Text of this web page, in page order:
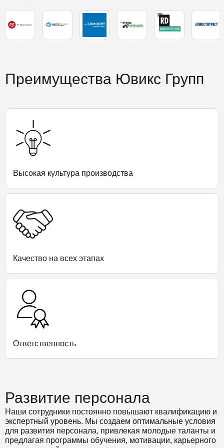
Преимущества Ювикс Групп
Высокая культура производства
Качество на всех этапах
Ответственность
Развитие персонала
Наши сотрудники постоянно повышают квалификацию и
экспертный уровень. Мы создаем оптимальные условия
для развития персонала, привлекая молодые таланты и
предлагая программы обучения, мотивации, карьерного